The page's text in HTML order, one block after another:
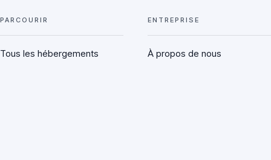
PARCOURIR
Tous les hébergements
ENTREPRISE
À propos de nous